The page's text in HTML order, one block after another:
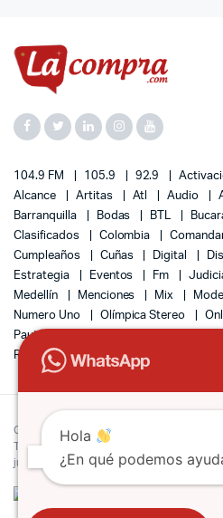
104.9 FM 105.9 92.9
Alcance
Artitas Atl Audio
Barranquilla
Bodas BTL
Clasificados
Colombia
Cumpleaños
Cuñas Digital
Estrategia
Eventos Fm
Medellín
Menciones Mix
Numero Uno
Olímpica Stereo
Pauta
Responsive
SEO Sociales
Copyright 2022 © Lacompra Colombia |
Teléfono (3195110316) Bogotá
judiciales@lacompra.com
Hola
¿En qué podemos